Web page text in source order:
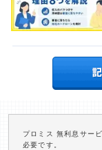
プロミス 無利息サー
必要です。